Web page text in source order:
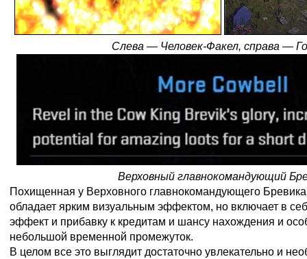
Слева — Человек-Факел, справа —
Верховный главнокомандующий
Похищенная у Верховного главнокомандующего Бревика
обладает ярким визуальным эффектом, но включает в
эффект и прибавку к кредитам и шансу нахождения и
небольшой временной промежуток.
В целом все это выглядит достаточно увлекательно и